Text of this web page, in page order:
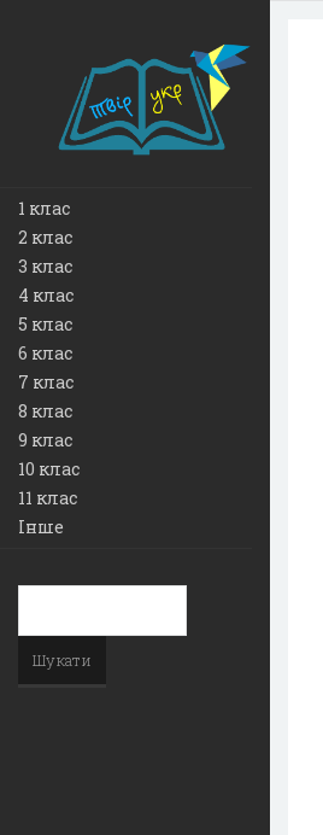
1 клас
2 клас
3 клас
4 клас
5 клас
6 клас
7 клас
8 клас
9 клас
10 клас
11 клас
Інше